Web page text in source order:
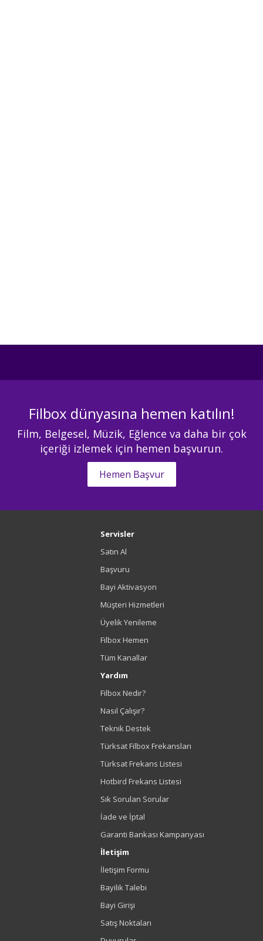
Filbox dünyasına hemen katılın!
Film, Belgesel, Müzik, Eğlence va daha bir çok
içeriği izlemek için hemen başvurun.
Hemen Başvur
Servisler
Satın Al
Başvuru
Bayi Aktivasyon
Müşteri Hizmetleri
Üyelik Yenileme
Filbox Hemen
Tüm Kanallar
Yardım
Filbox Nedir?
Nasıl Çalışır?
Teknik Destek
Türksat Filbox Frekansları
Türksat Frekans Listesi
Hotbird Frekans Listesi
Sık Sorulan Sorular
İade ve İptal
Garanti Bankası Kampanyası
İletişim
İletişim Formu
Bayilik Talebi
Bayi Girişi
Satış Noktaları